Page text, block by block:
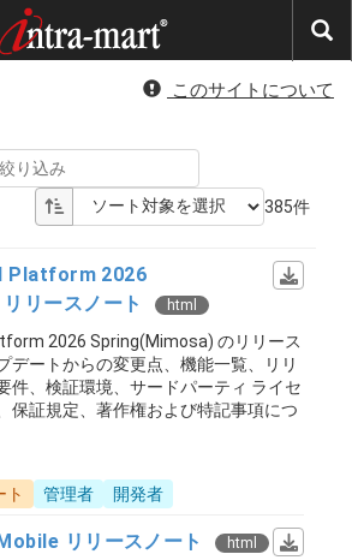
このサイトについて
385件
Platform 2026
リースノート
html
2026 Spring(Mimosa) のリリース
デートからの変更点、機能一覧、リリ
件、検証環境、サードパーティ ライセ
保証規定、著作権および特記事項につ
ト 管理者 開発者
リリースノート html